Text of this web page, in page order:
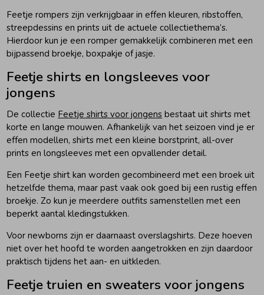
Feetje rompers zijn verkrijgbaar in effen kleuren, ribstoffen,
streepdessins en prints uit de actuele collectiethema’s.
Hierdoor kun je een romper gemakkelijk combineren met een
bijpassend broekje, boxpakje of jasje.
Feetje shirts en longsleeves voor
jongens
De collectie Feetje shirts voor jongens bestaat uit shirts met
korte en lange mouwen. Afhankelijk van het seizoen vind je er
effen modellen, shirts met een kleine borstprint, all-over
prints en longsleeves met een opvallender detail.
Een Feetje shirt kan worden gecombineerd met een broek uit
hetzelfde thema, maar past vaak ook goed bij een rustig effen
broekje. Zo kun je meerdere outfits samenstellen met een
beperkt aantal kledingstukken.
Voor newborns zijn er daarnaast overslagshirts. Deze hoeven
niet over het hoofd te worden aangetrokken en zijn daardoor
praktisch tijdens het aan- en uitkleden.
Feetje truien en sweaters voor jongens